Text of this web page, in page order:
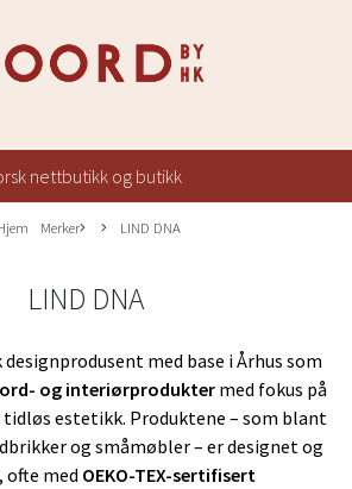
nettbutikk og butikk
Merker LIND DNA
LIND DNA
designprodusent med base i Århus som
og interiørprodukter med fokus på
estetikk. Produktene – som blant
og småmøbler – er designet og
ofte med OEKO-TEX-sertifisert